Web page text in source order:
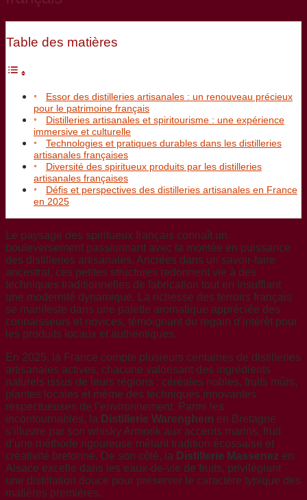
Table des matières
Essor des distilleries artisanales : un renouveau précieux
pour le patrimoine français
Distilleries artisanales et spiritourisme : une expérience
immersive et culturelle
Technologies et pratiques durables dans les distilleries
artisanales françaises
Diversité des spiritueux produits par les distilleries
artisanales françaises
Défis et perspectives des distilleries artisanales en France
en 2025
Le paysage des spiritueux français connaît un
bouleversement passionnant avec la montée en puissance
des distilleries artisanales. Ancrées dans un savoir-faire
ancestral, ces petites structures redonnent vie à des
techniques traditionnelles de fabrication tout en insufflant
une modernité dynamique. La richesse des terroirs français
se manifeste dans une palette aromatique appréciée des
connaisseurs et novices, témoignant du regain d’intérêt pour
les produits locaux et authentiques.
En 2025, la France compte plusieurs centaines de distilleries
artisanales actives, chacune valorisant des ingrédients
naturels issus de leurs régions : céréales nobles, fruits mûrs,
plantes locales et même des techniques innovantes
respectueuses de l’environnement. Parmi les
incontournables, la Distillerie Warenghem en Bretagne
s’illustre par son whisky Armorik aux accents marins, fruit
d’une méthode rigoureuse mêlant tradition écossaise et
créativité bretonne. De son côté, la Distillerie Massenez en
Alsace excelle dans les eaux-de-vie de fruits, privilégiant
une distillation douce pour préserver le caractère typique des
matières premières.